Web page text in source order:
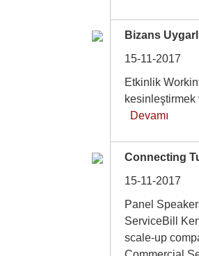
Bizans
15-11-2017
Etkinlik
Devamı
Connecting
15-11-2017
Panel
ServiceBill
scale-up